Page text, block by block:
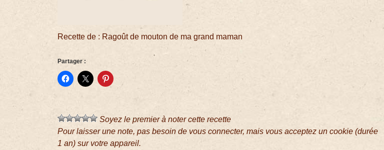
Recette de : Ragoût de mouton de ma grand maman
Partager :
Soyez le premier à noter cette recette
Pour laisser une note, pas besoin de vous connecter, mais vous acceptez un cookie (durée
1 an) sur votre appareil.